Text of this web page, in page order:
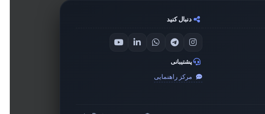
دنبال کنید
پشتیبانی
مرکز راهنمایی